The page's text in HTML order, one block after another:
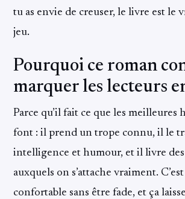
tu as envie de creuser, le livre est le
jeu.
Pourquoi ce roman
marquer les lecteurs
Parce qu’il fait ce que les meilleures
font : il prend un trope connu, il le
intelligence et humour, et il livre
auxquels on s’attache vraiment.
confortable sans être fade, et ça